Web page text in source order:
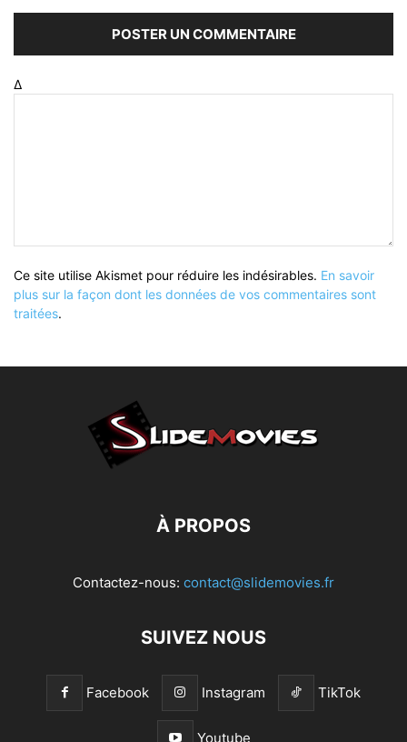
Δ
Ce site utilise Akismet pour réduire les indésirables. En savoir
plus sur la façon dont les données de vos commentaires sont
traitées.
À PROPOS
Contactez-nous: contact@slidemovies.fr
SUIVEZ NOUS
Facebook Instagram TikTok
Youtube